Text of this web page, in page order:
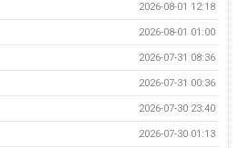
2026-08-01 12:18
2026-08-01 01:00
2026-07-31 08:36
2026-07-31 00:36
2026-07-30 23:40
2026-07-30 01:13